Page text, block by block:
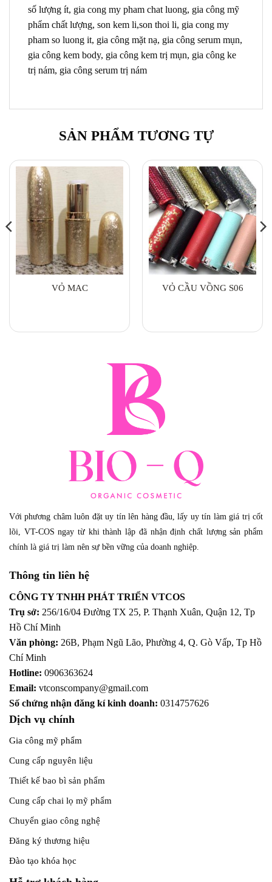
số lượng ít, gia cong my pham chat luong, gia công mỹ
phẩm chất lượng, son kem li,son thoi li, gia cong my
pham so luong it, gia công mặt nạ, gia công serum mụn,
gia công kem body, gia công kem trị mụn, gia công ke
trị nám, gia công serum trị nám
SẢN PHẨM TƯƠNG TỰ
VỎ MAC VỎ CẦU VỒNG S06
Với phương châm luôn đặt uy tín lên hàng đầu, lấy uy tín làm giá trị cốt
lõi, VT-COS ngay từ khi thành lập đã nhận định chất lượng sản phẩm
chính là giá trị làm nên sự bền vững của doanh nghiệp.
Thông tin liên hệ
CÔNG TY TNHH PHÁT TRIỂN VTCOS
Trụ sở: 256/16/04 Đường TX 25, P. Thạnh Xuân, Quận 12, Tp
Hồ Chí Minh
Văn phòng: 26B, Phạm Ngũ Lão, Phường 4, Q. Gò Vấp, Tp Hồ
Chí Minh
Hotline: 0906363624
Email: vtconscompany@gmail.com
Số chứng nhận đăng kí kinh doanh: 0314757626
Dịch vụ chính
Gia công mỹ phẩm
Cung cấp nguyên liệu
Thiết kế bao bì sản phẩm
Cung cấp chai lọ mỹ phẩm
Chuyển giao công nghệ
Đăng ký thương hiệu
Đào tạo khóa học